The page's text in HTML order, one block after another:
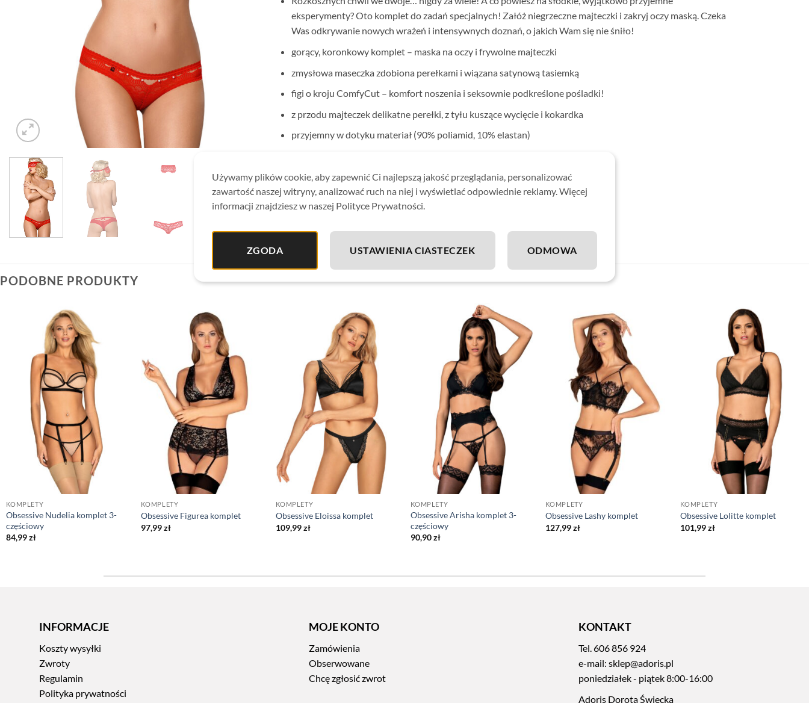
eksperymenty? Oto komplet do zadań specjalnych! Załóż niegrzeczne majteczki i zakryj oczy maską. Czeka
Was odkrywanie nowych wrażeń i intensywnych doznań, o jakich Wam się nie śniło!
gorący, koronkowy komplet – maska na oczy i frywolne majteczki
zmysłowa maseczka zdobiona perełkami i wiązana satynową tasiemką
figi o kroju ComfyCut – komfort noszenia i seksownie podkreślone pośladki!
z przodu majteczek delikatne perełki, z tyłu kuszące wycięcie i kokardka
przyjemny w dotyku materiał (90% poliamid, 10% elastan)
PODOBNE PRODUKTY
KOMPLETY
Obsessive Nudelia komplet 3-
częściowy
84,99zł
KOMPLETY
Obsessive Figurea komplet
97,99zł
KOMPLETY
Obsessive Eloissa komplet
109,99zł
KOMPLETY
Obsessive Arisha komplet 3-
częściowy
90,90zł
KOMPLETY
Obsessive Lashy komplet
127,99zł
KOMPLETY
Obsessive Lolitte komplet
101,99zł
INFORMACJE
Koszty wysyłki
Zwroty
Regulamin
Polityka prywatności
MOJE KONTO
Zamówienia
Obserwowane
Chcę zgłosić zwrot
KONTAKT
Tel. 606 856 924
e-mail: sklep@adoris.pl
poniedziałek - piątek 8:00-16:00
Adoris Dorota Święcka
Używamy plików cookie, aby zapewnić Ci najlepszą jakość przeglądania, personalizować
zawartość naszej witryny, analizować ruch na niej i wyświetlać odpowiednie reklamy. Więcej
informacji znajdziesz w naszej Polityce Prywatności.
ZGODA USTAWIENIA CIASTECZEK ODMOWA